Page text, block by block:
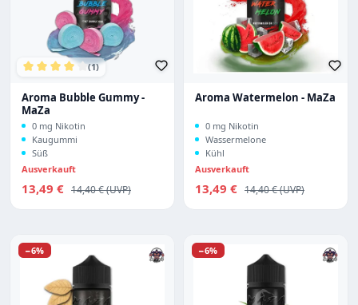
(1)
Aroma Bubble Gummy -
MaZa
0 mg Nikotin
Kaugummi
Süß
Ausverkauft
Verkaufspreis:
13,49 € Regulärer Preis:
14,40 €
Aroma Watermelon - MaZa
0 mg Nikotin
Wassermelone
Kühl
Ausverkauft
Verkaufspreis:
13,49 € Regulärer Preis:
14,40 €
Rabatt
−6% Rabatt
−6%